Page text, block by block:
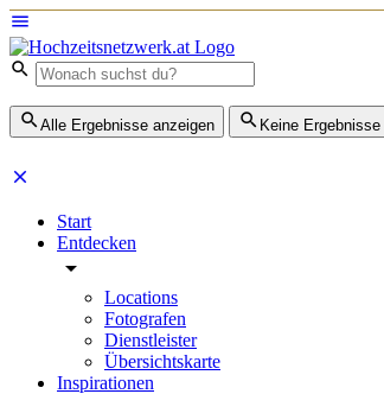
Alle Ergebnisse anzeigen Keine Ergebnisse
Start
Entdecken
Locations
Fotografen
Dienstleister
Übersichtskarte
Inspirationen